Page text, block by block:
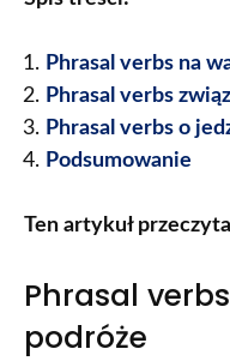
Phrasal verbs na
Phrasal verbs
Phrasal verbs o
Podsumowanie
Ten artykuł
Phrasal
podróże